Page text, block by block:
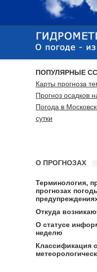
ПОПУЛЯРНЫЕ
Карты прогноза
Прогноз осадков
Погода в
сутки
О ПРОГНОЗАХ
Терминология,
прогнозах
Откуда
О статусе
неделю
Классификация